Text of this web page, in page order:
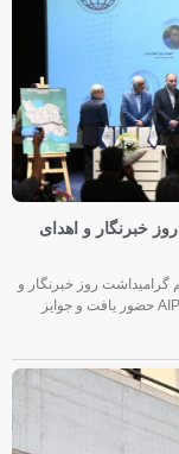
خبرنگار و اهدای
روز خبرنگار و
تقدیر از برگزیدگان هشتمین جایزه جهانی ورزشی‌نویسان AIPS حضور یافت و جوایز